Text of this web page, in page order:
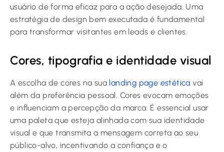
usuário de forma eficaz para a ação desejada. Uma
estratégia de design bem executada é fundamental
para transformar visitantes em leads e clientes.
Cores, tipografia e identidade visual
A escolha de cores na sua landing page estética vai
além da preferência pessoal. Cores evocam emoções
e influenciam a percepção da marca. É essencial usar
uma paleta que esteja alinhada com sua identidade
visual e que transmita a mensagem correta ao seu
público-alvo, incentivando a confiança e o